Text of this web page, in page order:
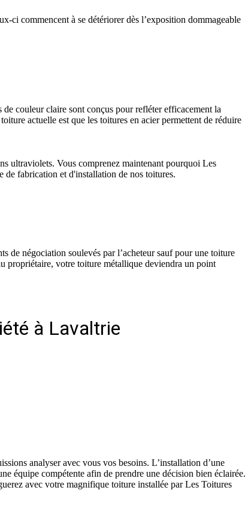
ci commencent à se détériorer dès l’exposition dommageable
couleur claire sont conçus pour refléter efficacement la
actuelle est que les toitures en acier permettent de réduire
ultraviolets. Vous comprenez maintenant pourquoi Les
de fabrication et d'installation de nos toitures.
de négociation soulevés par l’acheteur sauf pour une toiture
propriétaire, votre toiture métallique deviendra un point
à Lavaltrie
analyser avec vous vos besoins. L’installation d’une
équipe compétente afin de prendre une décision bien éclairée.
avec votre magnifique toiture installée par Les Toitures